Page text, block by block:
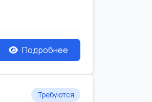
Подробнее
Требуются